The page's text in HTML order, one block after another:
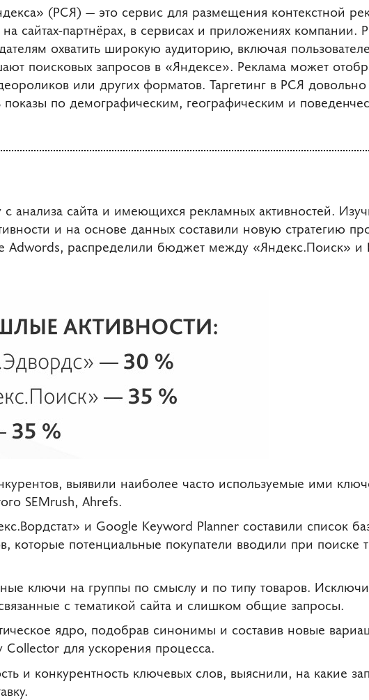
(РСЯ) — это сервис для размещения контекстной
сайтах-партнёрах, в сервисах и приложениях компании.
охватить широкую аудиторию, включая
поисковых запросов в «Яндексе». Реклама может
или других форматов. Таргетинг в РСЯ
по демографическим, географическим и
анализа сайта и имеющихся рекламных активностей.
и на основе данных составили новую стратегию
Adwords, распределили бюджет между «Яндекс.Поиск» и
выявили наиболее часто используемые ими
SEMrush, Ahrefs.
и Google Keyword Planner составили список
которые потенциальные покупатели вводили при поиске
ключи на группы по смыслу и по типу товаров.
с тематикой сайта и слишком общие запросы.
ядро, подобрав синонимы и составив новые
Collector для ускорения процесса.
и конкурентность ключевых слов, выяснили, на какие